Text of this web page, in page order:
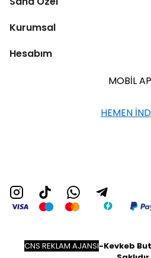
Kurumsal
Hesabım
MOBİL
HEMEN
CNS REKLAM AJANSI-Kevkeb